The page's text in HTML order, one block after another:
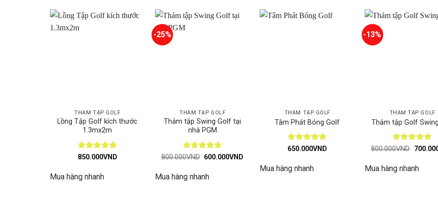
THẢM TẬP GOLF
Lồng Tập Golf kích thước
1.3mx2m
Được xếp
850.000VND
Mua hàng nhanh
-25%
THẢM TẬP GOLF
Thảm tập Swing Golf tại
nhà PGM
Được xếp
800.000VND Giá
800.000VND.
600.000VND
Mua hàng nhanh
THẢM TẬP GOLF
Tâm Phát Bóng Golf
Được xếp
650.000VND
Mua hàng nhanh
-13%
THẢM TẬP GOLF
Thảm tập Golf
Được xếp
800.000VND Giá
Mua hàng nhanh